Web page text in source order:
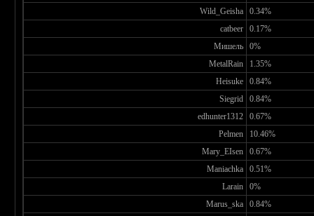
Wild_Geisha
0.34%
catbeer
0.17%
Мишель
0%
MetalRain
1.35%
Heisuke
0.84%
Siegrid
0.84%
edhunter1312
0.67%
Pelmen
10.46%
Mary_EIsen
0.67%
Maniachka
0.51%
Larain
0%
Marus_ska
0.84%